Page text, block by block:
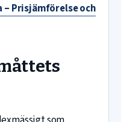
– Prisjämförelse och